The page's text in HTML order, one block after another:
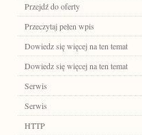
Przejdź do oferty
Przeczytaj pełen wpis
Dowiedz się więcej na ten temat
Dowiedz się więcej na ten temat
Serwis
Serwis
HTTP